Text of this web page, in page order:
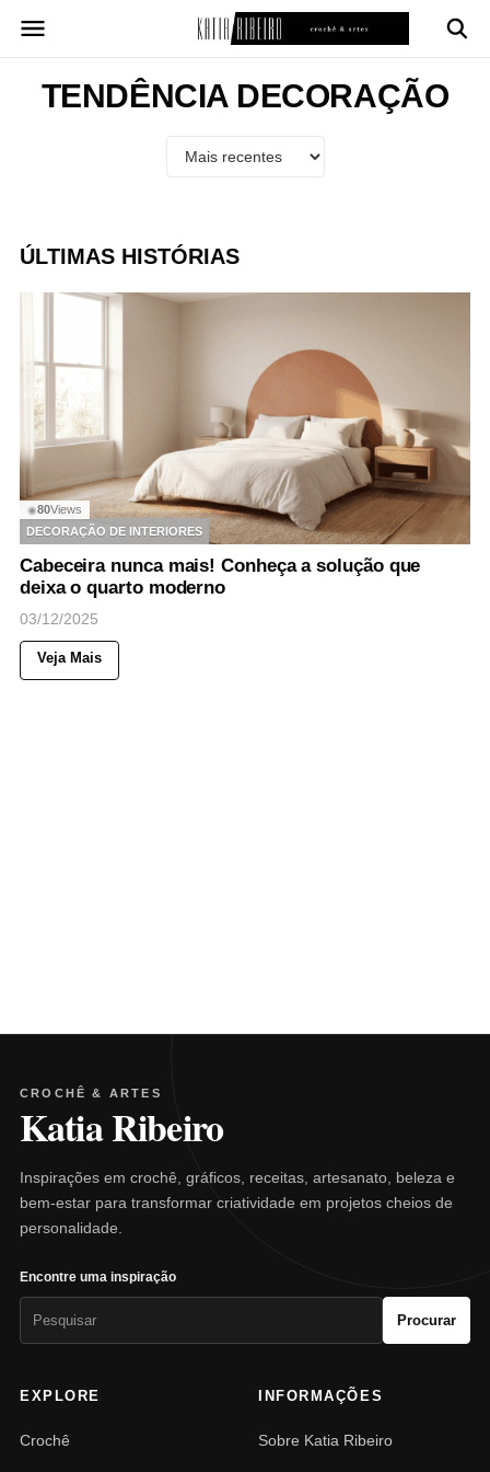
para
conteúdoTENDÊNCIA DECORAÇÃO
ÚLTIMAS HISTÓRIAS
◉80Views
DECORAÇÃO DE INTERIORES
Cabeceira nunca mais! Conheça a solução que
deixa o quarto moderno
03/12/2025
Veja Mais
CROCHÊ & ARTES
Katia Ribeiro
Inspirações em crochê, gráficos, receitas, artesanato, beleza e
bem-estar para transformar criatividade em projetos cheios de
personalidade.
Encontre uma inspiração
Procurar
EXPLORE
Crochê
INFORMAÇÕES
Sobre Katia Ribeiro